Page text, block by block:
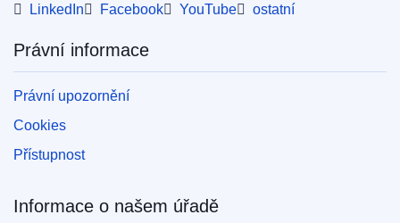
LinkedIn Facebook YouTube ostatní
Právní informace
Právní upozornění
Cookies
Přístupnost
Informace o našem úřadě